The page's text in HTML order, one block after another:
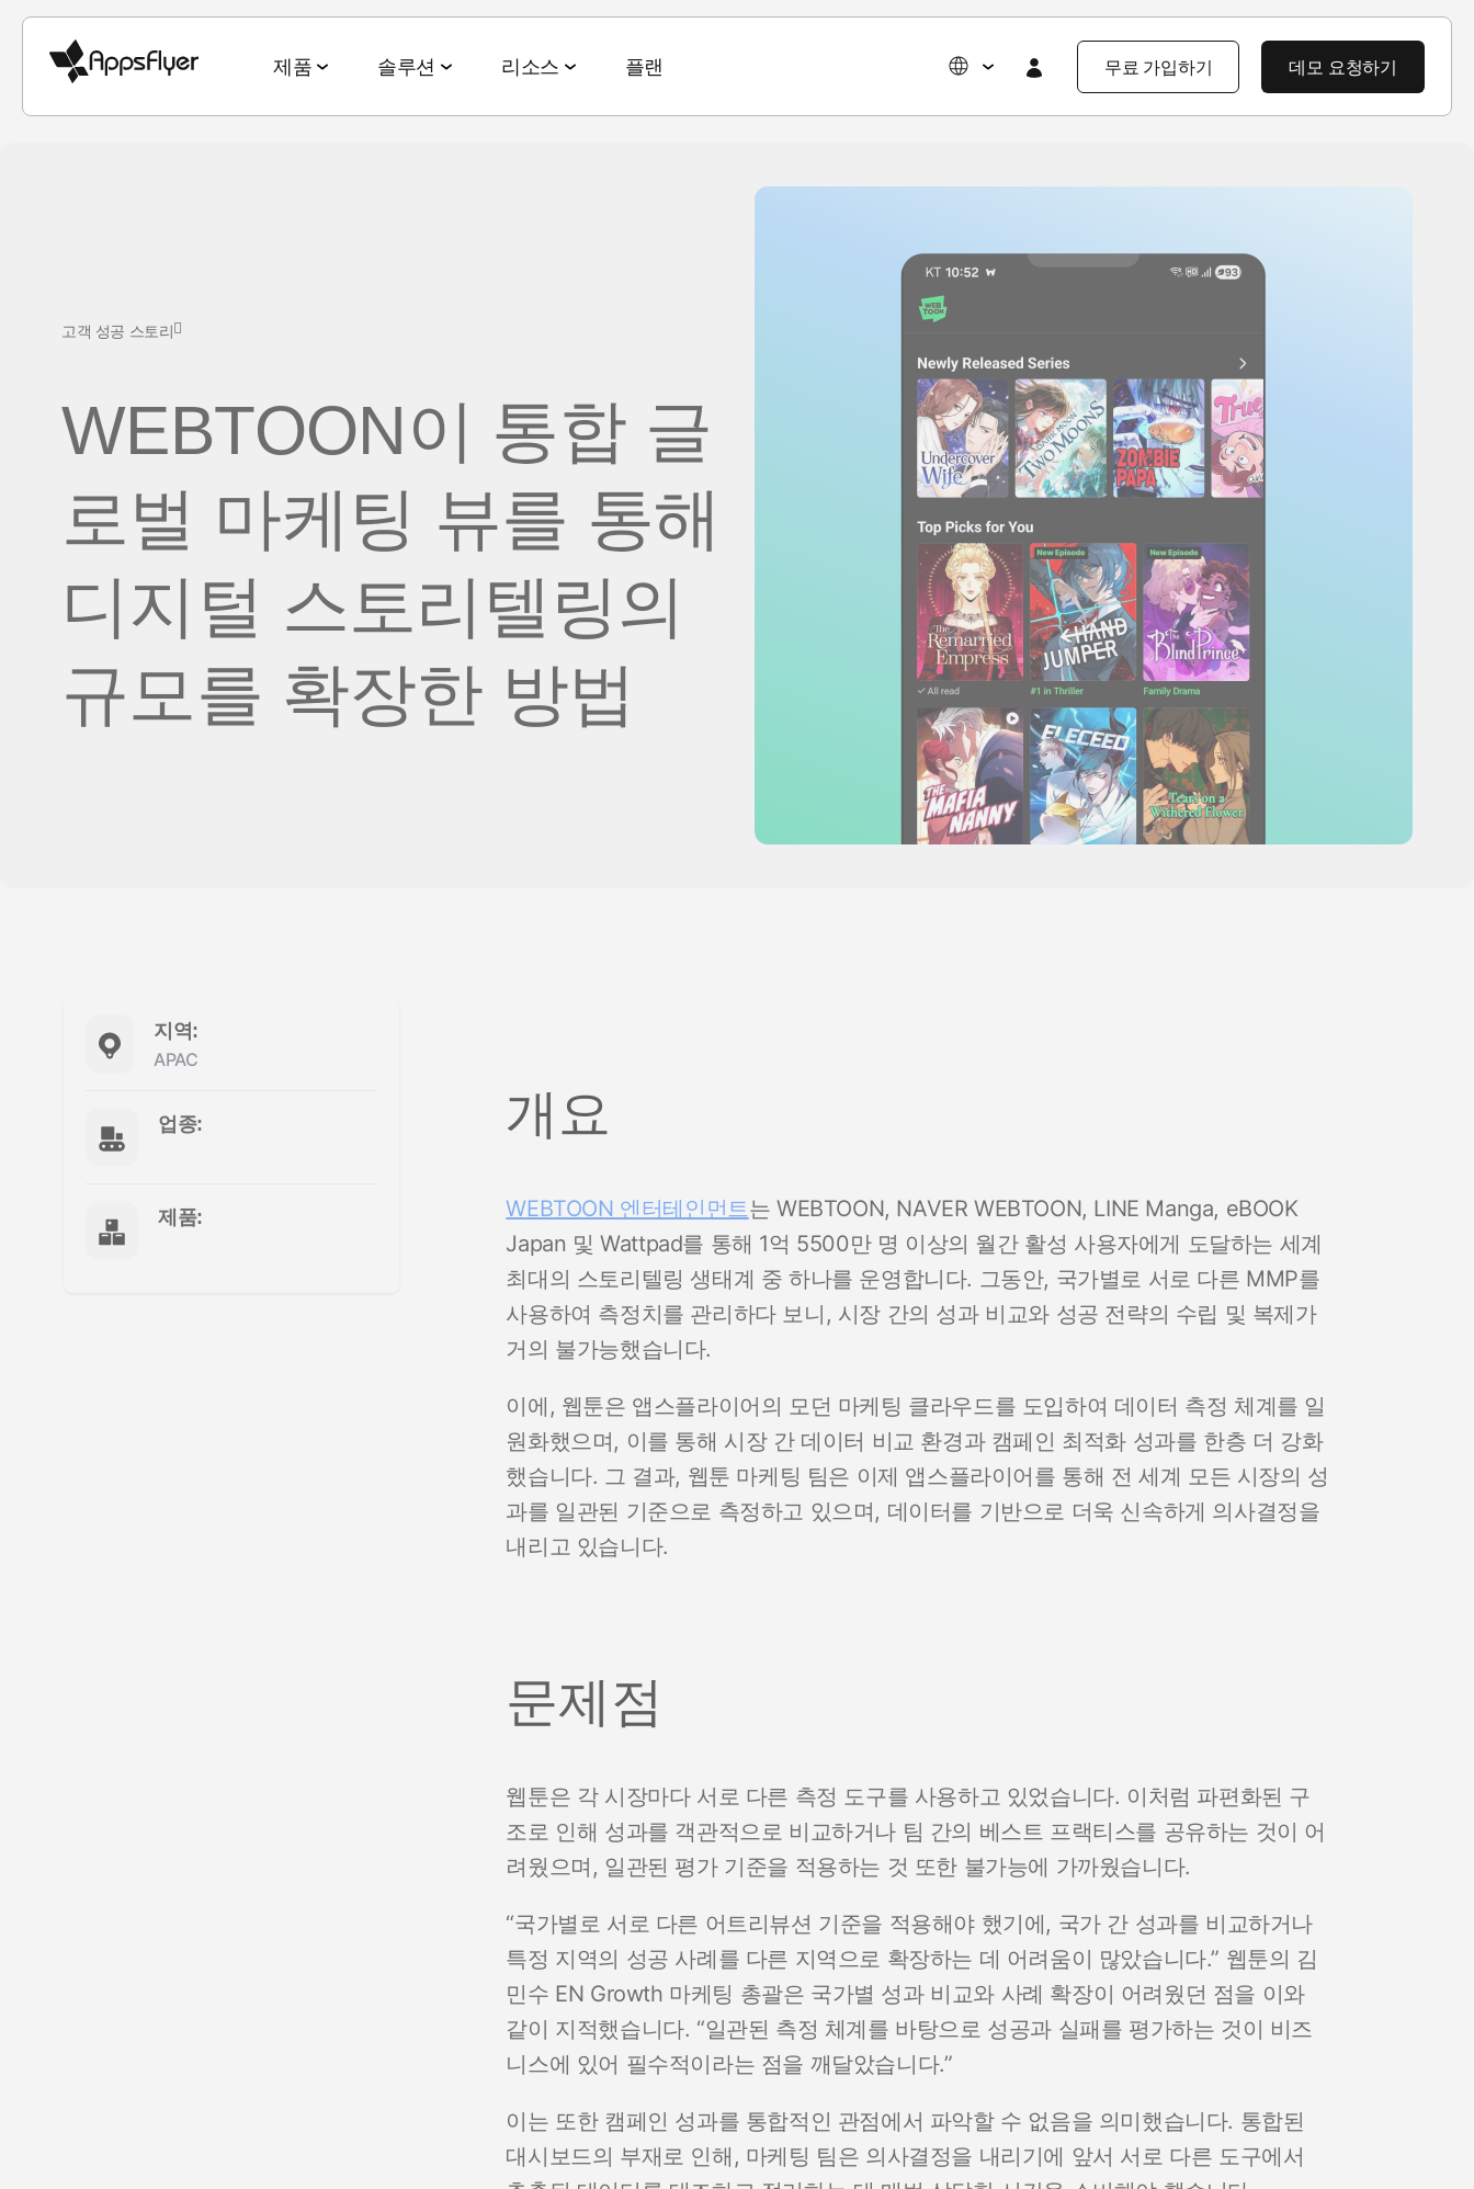
제품
CTV 어트리뷰션
크로스 플랫폼 측정
ROI 측정
마케팅 애널리틱스
증분성
크리에이티브 최적화
오디언스 세그먼트
프로드 보호
프로덕트 애널리틱스
리퍼럴-to-앱
소셜-to-앱
디퍼드 딥링크
시그널 허브
데이터 클린룸
제품 둘러보기
엔터프라이즈급 보안
솔루션
요식업
헬스 & 피트니스
여행 및 지역 정보
구독 앱
크리에이티브 전략
미디어 셀링 및 수익화
제품 둘러보기
고객 이야기
리소스
마케팅과 AI
앱 마케팅 벤치마크
성과 인덱스
팟케스트
Youtube 비디오
앱스플라이어 소개
CEO 블로그
사회공헌
채용정보
뉴스룸
고객 이야기
제품 투어
고객 배움 포털
개발자 허브
지식 센터
제품 소식
플랜 무료 가입하기 데모 요청하기
고객 성공 스토리
WEBTOON이 통합 글
로벌 마케팅 뷰를 통해
디지털 스토리텔링의
규모를 확장한 방법
지역:
APAC
업종:
제품:
개요
WEBTOON 엔터테인먼트는 WEBTOON, NAVER WEBTOON, LINE Manga, eBOOK
Japan 및 Wattpad를 통해 1억 5500만 명 이상의 월간 활성 사용자에게 도달하는 세계
최대의 스토리텔링 생태계 중 하나를 운영합니다. 그동안, 국가별로 서로 다른 MMP를
사용하여 측정치를 관리하다 보니, 시장 간의 성과 비교와 성공 전략의 수립 및 복제가
거의 불가능했습니다.
이에, 웹툰은 앱스플라이어의 모던 마케팅 클라우드를 도입하여 데이터 측정 체계를 일
원화했으며, 이를 통해 시장 간 데이터 비교 환경과 캠페인 최적화 성과를 한층 더 강화
했습니다. 그 결과, 웹툰 마케팅 팀은 이제 앱스플라이어를 통해 전 세계 모든 시장의 성
과를 일관된 기준으로 측정하고 있으며, 데이터를 기반으로 더욱 신속하게 의사결정을
내리고 있습니다.
문제점
웹툰은 각 시장마다 서로 다른 측정 도구를 사용하고 있었습니다. 이처럼 파편화된 구
조로 인해 성과를 객관적으로 비교하거나 팀 간의 베스트 프랙티스를 공유하는 것이 어
려웠으며, 일관된 평가 기준을 적용하는 것 또한 불가능에 가까웠습니다.
“국가별로 서로 다른 어트리뷰션 기준을 적용해야 했기에, 국가 간 성과를 비교하거나
특정 지역의 성공 사례를 다른 지역으로 확장하는 데 어려움이 많았습니다.” 웹툰의 김
민수 EN Growth 마케팅 총괄은 국가별 성과 비교와 사례 확장이 어려웠던 점을 이와
같이 지적했습니다. “일관된 측정 체계를 바탕으로 성공과 실패를 평가하는 것이 비즈
니스에 있어 필수적이라는 점을 깨달았습니다.”
이는 또한 캠페인 성과를 통합적인 관점에서 파악할 수 없음을 의미했습니다. 통합된
대시보드의 부재로 인해, 마케팅 팀은 의사결정을 내리기에 앞서 서로 다른 도구에서